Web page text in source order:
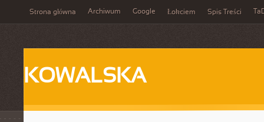
Strona główna Archiwum Google Łokciem Spis Treści
KOWALSKA